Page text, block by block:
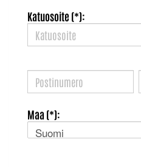
Katuosoite (*):
Maa (*):
Suomi